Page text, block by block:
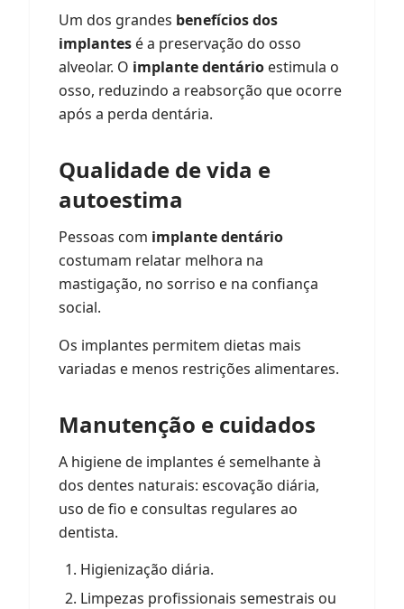
Um dos grandes benefícios dos
implantes é a preservação do osso
alveolar. O implante dentário estimula o
osso, reduzindo a reabsorção que ocorre
após a perda dentária.
Qualidade de vida e
autoestima
Pessoas com implante dentário
costumam relatar melhora na
mastigação, no sorriso e na confiança
social.
Os implantes permitem dietas mais
variadas e menos restrições alimentares.
Manutenção e cuidados
A higiene de implantes é semelhante à
dos dentes naturais: escovação diária,
uso de fio e consultas regulares ao
dentista.
Higienização diária.
Limpezas profissionais semestrais ou